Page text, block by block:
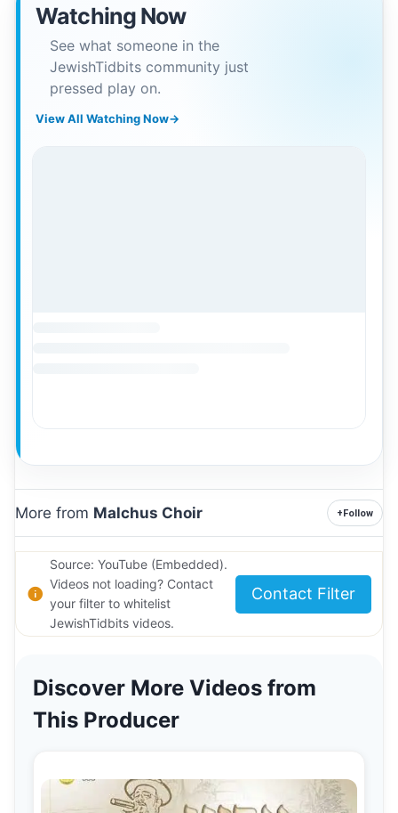
Watching Now
See what someone in the
JewishTidbits community just
pressed play on.
View All Watching Now→
More from Malchus Choir +Follow
Source: YouTube (Embedded).
Videos not loading? Contact
your filter to whitelist
JewishTidbits videos.
Contact Filter
Discover More Videos from
This Producer